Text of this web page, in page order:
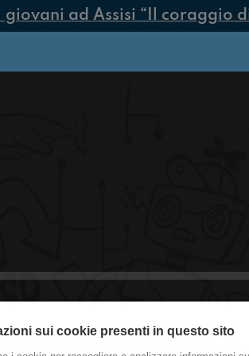
ad Assisi “Il coraggio
sui cookie presenti in questo sito